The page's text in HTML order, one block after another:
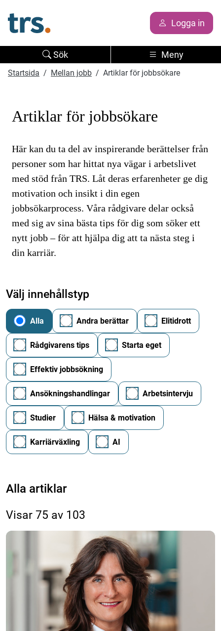
Logga in
Sök Meny
Startsida Mellan jobb Artiklar för jobbsökare
Artiklar för jobbsökare
Här kan du ta del av inspirerande berättelser från
personer som har hittat nya vägar i arbetslivet
med stöd från TRS. Låt deras erfarenheter ge dig
motivation och insikt i din egen
jobbsökarprocess. Våra rådgivare delar också
med sig av sina bästa tips för dig som söker ett
nytt jobb – för att hjälpa dig att ta nästa steg i
din karriär.
Välj innehållstyp
Alla Andra berättar Elitidrott
Rådgivarens tips Starta eget
Effektiv jobbsökning
Ansökningshandlingar Arbetsintervju
Studier Hälsa & motivation
Karriärväxling AI
Alla artiklar
Visar 75 av 103